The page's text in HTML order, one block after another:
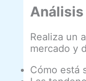
Realiza un
mercado y
Cómo está